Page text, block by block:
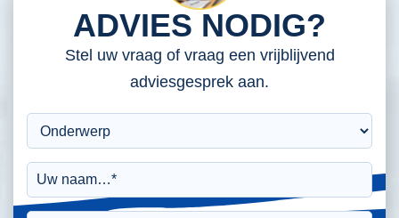
ADVIES NODIG?
Stel uw vraag of vraag een vrijblijvend
adviesgesprek aan.